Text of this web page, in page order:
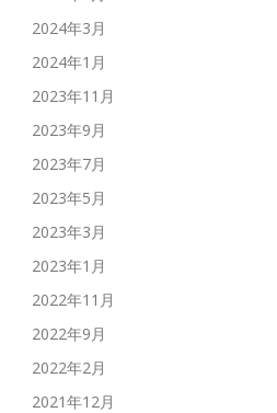
2024年3月
2024年1月
2023年11月
2023年9月
2023年7月
2023年5月
2023年3月
2023年1月
2022年11月
2022年9月
2022年2月
2021年12月